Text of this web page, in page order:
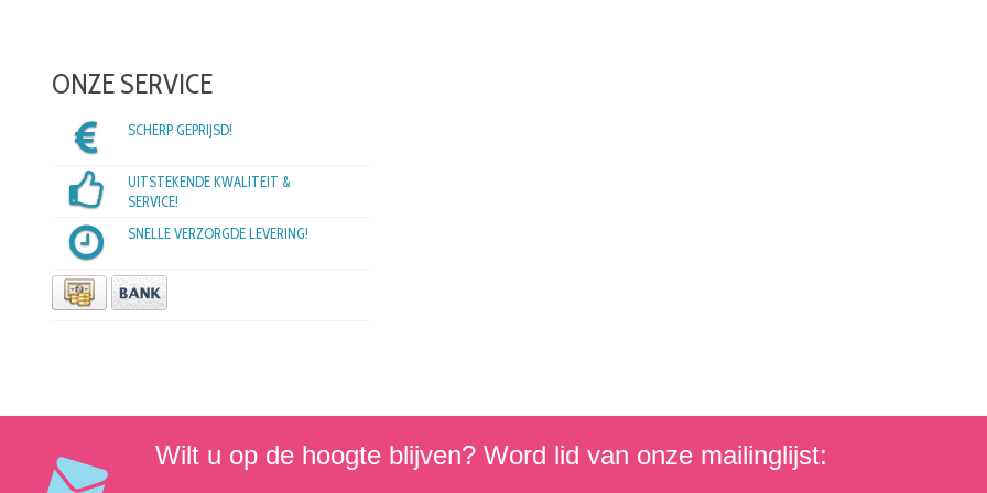
ONZE SERVICE
SCHERP GEPRIJSD!
UITSTEKENDE KWALITEIT &
SERVICE!
SNELLE VERZORGDE LEVERING!
Wilt u op de hoogte blijven? Word lid van onze mailinglijst: